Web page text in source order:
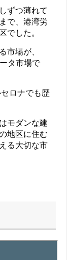
ずつ薄れて
で、港湾労
でした。
市場が、
タ市場で
ロナでも歴
モダンな建
地区に住む
る大切な市